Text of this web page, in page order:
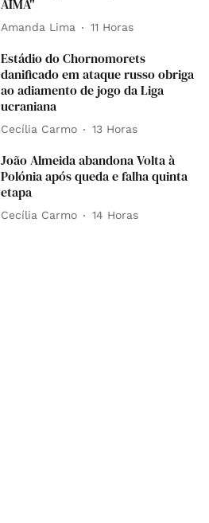
AIMA"
Amanda Lima 11 Horas
Estádio do Chornomorets
danificado em ataque russo obriga
ao adiamento de jogo da Liga
ucraniana
Cecília Carmo 13 Horas
João Almeida abandona Volta à
Polónia após queda e falha quinta
etapa
Cecília Carmo 14 Horas